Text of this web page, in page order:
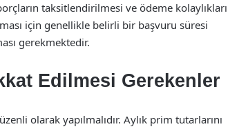
taksitlendirilmesi ve ödeme kolaylıkları
için genellikle belirli bir başvuru süresi
gerekmektedir.
Edilmesi Gerekenler
olarak yapılmalıdır. Aylık prim tutarlarını